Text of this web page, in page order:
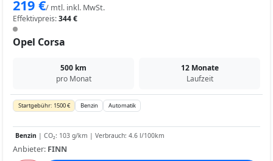
219 €/ mtl. inkl. MwSt.
Effektivpreis:344 €
Opel Corsa
500 km
pro Monat
12 Monate
Laufzeit
Startgebühr: 1500 € Benzin Automatik
Benzin | CO₂: 103 g/km | Verbrauch: 4.6 l/100km
Anbieter: FINN